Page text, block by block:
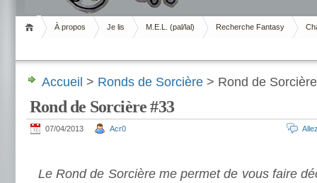
Livrement
À propos Je lis M.E.L. (pal/lal) Recherche Fantasy
Accueil > Ronds de Sorcière > Rond de
Rond de Sorcière #33
07/04/2013 Acr0
Le Rond de Sorcière me permet de vous faire